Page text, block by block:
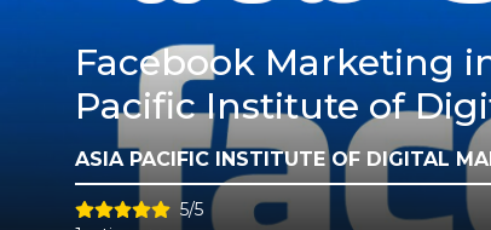
Facebook Marketing
Pacific Institute of
ASIA PACIFIC INSTITUTE OF DIGITAL
5/5